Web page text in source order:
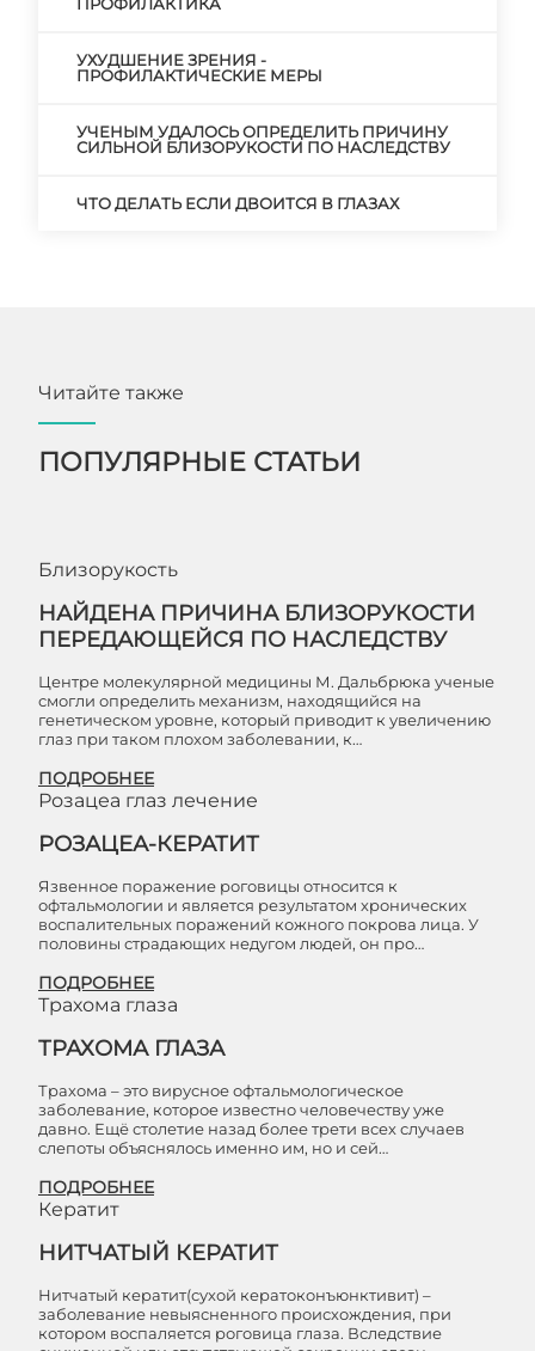
УХУДШЕНИЕ ЗРЕНИЯ -
ПРОФИЛАКТИЧЕСКИЕ МЕРЫ
УЧЕНЫМ УДАЛОСЬ ОПРЕДЕЛИТЬ ПРИЧИНУ
СИЛЬНОЙ БЛИЗОРУКОСТИ ПО НАСЛЕДСТВУ
ЧТО ДЕЛАТЬ ЕСЛИ ДВОИТСЯ В ГЛАЗАХ
Читайте также
ПОПУЛЯРНЫЕ СТАТЬИ
Близорукость
НАЙДЕНА ПРИЧИНА БЛИЗОРУКОСТИ
ПЕРЕДАЮЩЕЙСЯ ПО НАСЛЕДСТВУ
Центре молекулярной медицины М. Дальбрюка ученые
смогли определить механизм, находящийся на
генетическом уровне, который приводит к увеличению
глаз при таком плохом заболевании, к…
ПОДРОБНЕЕ
Розацеа глаз лечение
РОЗАЦЕА-КЕРАТИТ
Язвенное поражение роговицы относится к
офтальмологии и является результатом хронических
воспалительных поражений кожного покрова лица. У
половины страдающих недугом людей, он про…
ПОДРОБНЕЕ
Трахома глаза
ТРАХОМА ГЛАЗА
Трахома – это вирусное офтальмологическое
заболевание, которое известно человечеству уже
давно. Ещё столетие назад более трети всех случаев
слепоты объяснялось именно им, но и сей…
ПОДРОБНЕЕ
Кератит
НИТЧАТЫЙ КЕРАТИТ
Нитчатый кератит(сухой кератоконъюнктивит) –
заболевание невыясненного происхождения, при
котором воспаляется роговица глаза. Вследствие